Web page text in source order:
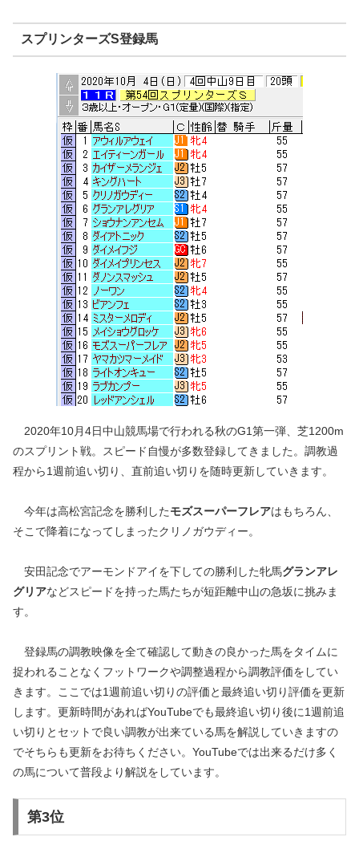
スプリンターズS登録馬
2020年10月4日中山競馬場で行われる秋のG1第一弾、芝1200m
のスプリント戦。スピード自慢が多数登録してきました。調教過
程から1週前追い切り、直前追い切りを随時更新していきます。
今年は高松宮記念を勝利したモズスーパーフレアはもちろん、
そこで降着になってしまったクリノガウディー。
安田記念でアーモンドアイを下しての勝利した牝馬グランアレ
グリアなどスピードを持った馬たちが短距離中山の急坂に挑みま
す。
登録馬の調教映像を全て確認して動きの良かった馬をタイムに
捉われることなくフットワークや調整過程から調教評価をしてい
きます。ここでは1週前追い切りの評価と最終追い切り評価を更新
します。更新時間があればYouTubeでも最終追い切り後に1週前追
い切りとセットで良い調教が出来ている馬を解説していきますの
でそちらも更新をお待ちください。YouTubeでは出来るだけ多く
の馬について普段より解説をしています。
第3位